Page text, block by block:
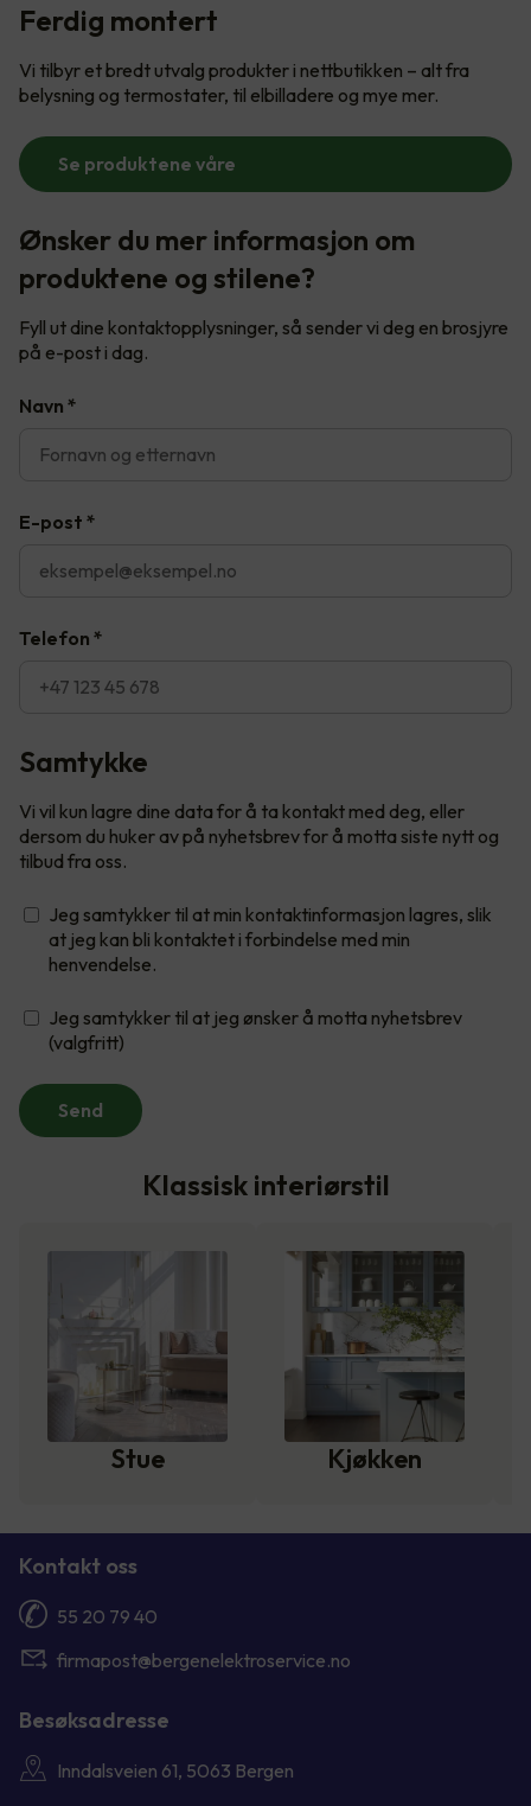
Ferdig montert
Vi tilbyr et bredt utvalg produkter i nettbutikken – alt fra
belysning og termostater, til elbilladere og mye mer.
Se produktene våre
Ønsker du mer informasjon om
produktene og stilene?
Fyll ut dine kontaktopplysninger, så sender vi deg en brosjyre
på e-post i dag.
Navn *
E-post *
Telefon *
Samtykke
Vi vil kun lagre dine data for å ta kontakt med deg, eller
dersom du huker av på nyhetsbrev for å motta siste nytt og
tilbud fra oss.
Jeg samtykker til at min kontaktinformasjon lagres, slik
at jeg kan bli kontaktet i forbindelse med min
henvendelse.
Jeg samtykker til at jeg ønsker å motta nyhetsbrev
(valgfritt)
Send
Klassisk interiørstil
Stue Kjøkken
Kontakt oss
55 20 79 40
firmapost@bergenelektroservice.no
Besøksadresse
Inndalsveien 61, 5063 Bergen